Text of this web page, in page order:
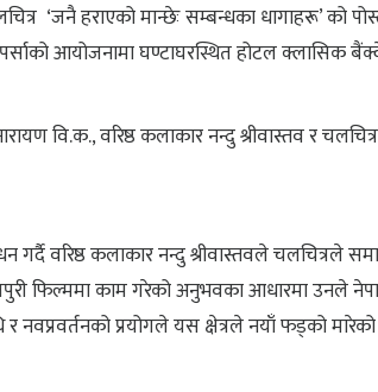
‘जनै हराएको मान्छेः सम्बन्धका धागाहरू’ को
आयोजनामा घण्टाघरस्थित होटल क्लासिक
वि.क., वरिष्ठ कलाकार नन्दु श्रीवास्तव र
गर्दै वरिष्ठ कलाकार नन्दु श्रीवास्तवले चलचित्रले
फिल्ममा काम गरेको अनुभवका आधारमा उनले
र नवप्रवर्तनको प्रयोगले यस क्षेत्रले नयाँ फड्को